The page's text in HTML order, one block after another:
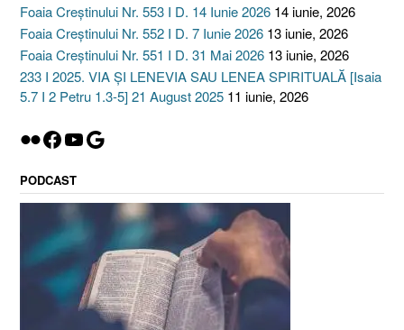
Foaia Creștinului Nr. 553 I D. 14 Iunie 2026 14 iunie, 2026
Foaia Creștinului Nr. 552 I D. 7 Iunie 2026 13 iunie, 2026
Foaia Creștinului Nr. 551 I D. 31 Mai 2026 13 iunie, 2026
233 I 2025. VIA ȘI LENEVIA SAU LENEA SPIRITUALĂ [Isaia
5.7 I 2 Petru 1.3-5] 21 August 2025 11 iunie, 2026
Flickr
Facebook
YouTube
Google
PODCAST